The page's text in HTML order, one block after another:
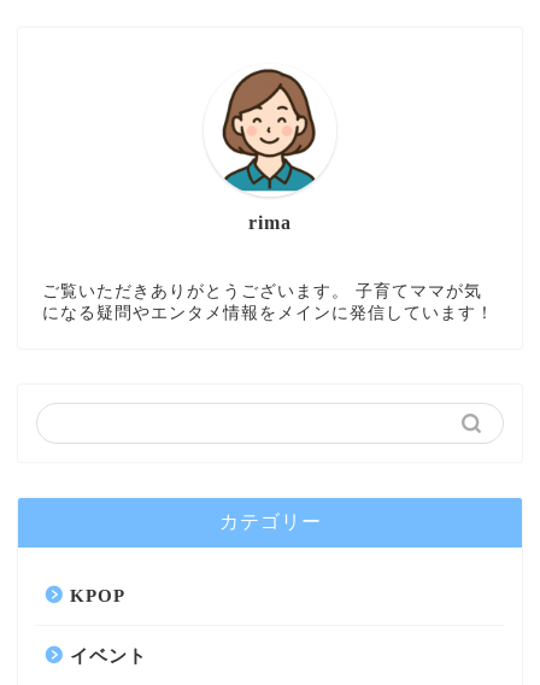
rima
ご覧いただきありがとうございます。 子育てママが気
になる疑問やエンタメ情報をメインに発信しています！
カテゴリー
KPOP
イベント